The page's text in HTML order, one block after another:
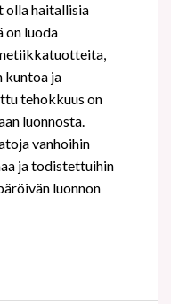
olla haitallisia
on luoda
kuntoa ja
tehokkuus on
luonnosta.
vanhoihin
ja todistettuihin
luonnon